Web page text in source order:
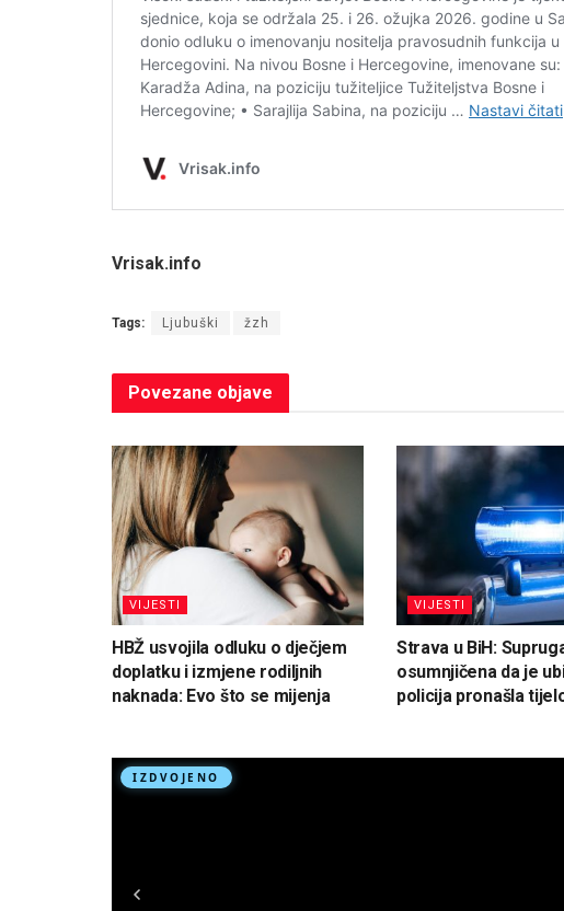
Vrisak.info
Tags: Ljubuški žzh
Povezane objave
VIJESTI
HBŽ usvojila odluku o dječjem
doplatku i izmjene rodiljnih
naknada: Evo što se mijenja
VIJESTI
Strava u BiH:
osumnjičena da je
policija pronašla